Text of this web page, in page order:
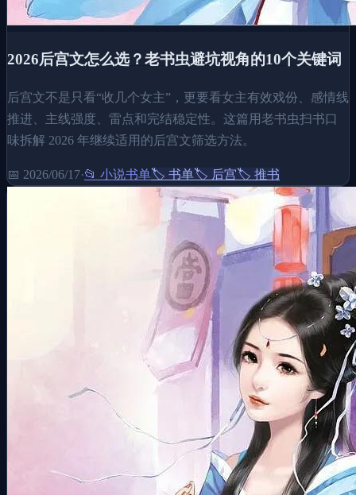
2026后宫文怎么选？老书虫避坑视角的10个关键词
后宫文不是只看“收几个女主”，更要看女主有效戏份、感情线
推进、主线强度、雷点和完结稳定性。这篇用老书虫扫书口
味拆解 2026 年继续适用的后宫文筛选方法。
📅 2026/06/17·📂 小说书单🏷️ 书单🏷️ 后宫🏷️ 推书